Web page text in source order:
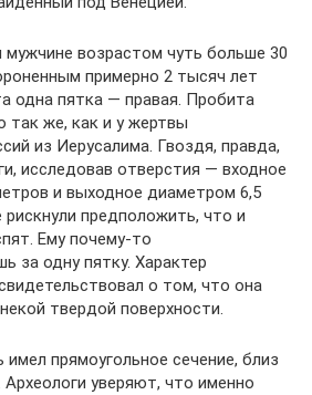
возрастом чуть больше 30
примерно 2 тысяч лет
одна пятка — правая. Пробита
так же, как и у жертвы
из Иерусалима. Гвоздя, правда,
исследовав отверстия — входное
и выходное диаметром 6,5
предположить, что и
Ему почему-то
за одну пятку. Характер
о том, что она
твердой поверхности.
прямоугольное сечение, близ
уверяют, что именно